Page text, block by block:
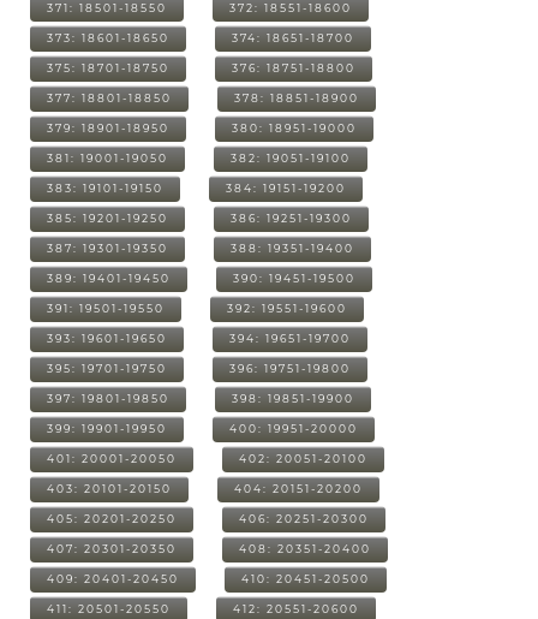
371: 18501-18550 372: 18551-18600
373: 18601-18650 374: 18651-18700
375: 18701-18750 376: 18751-18800
377: 18801-18850 378: 18851-18900
379: 18901-18950 380: 18951-19000
381: 19001-19050 382: 19051-19100
383: 19101-19150 384: 19151-19200
385: 19201-19250 386: 19251-19300
387: 19301-19350 388: 19351-19400
389: 19401-19450 390: 19451-19500
391: 19501-19550 392: 19551-19600
393: 19601-19650 394: 19651-19700
395: 19701-19750 396: 19751-19800
397: 19801-19850 398: 19851-19900
399: 19901-19950 400: 19951-20000
401: 20001-20050 402: 20051-20100
403: 20101-20150 404: 20151-20200
405: 20201-20250 406: 20251-20300
407: 20301-20350 408: 20351-20400
409: 20401-20450 410: 20451-20500
411: 20501-20550 412: 20551-20600